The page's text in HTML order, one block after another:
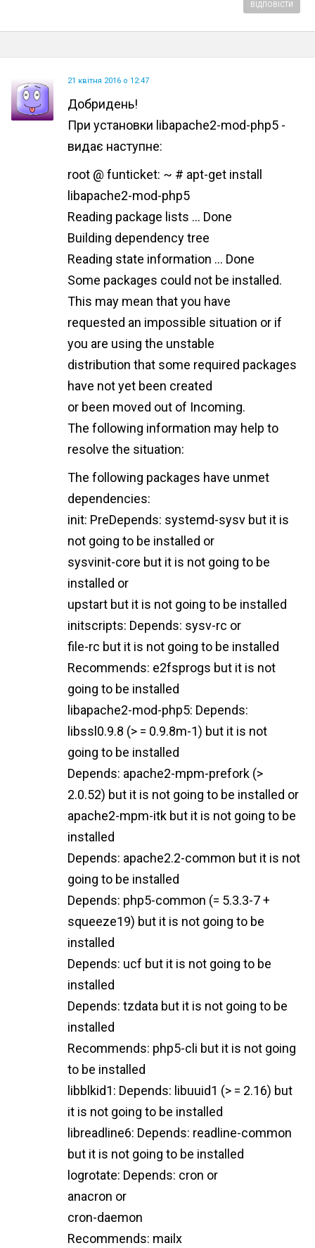
ВІДПОВІСТИ
21 квітня 2016 о 12:47
Добридень!
При установки libapache2-mod-php5 -
видає наступне:
root @ funticket: ~ # apt-get install
libapache2-mod-php5
Reading package lists ... Done
Building dependency tree
Reading state information ... Done
Some packages could not be installed.
This may mean that you have
requested an impossible situation or if
you are using the unstable
distribution that some required packages
have not yet been created
or been moved out of Incoming.
The following information may help to
resolve the situation:
The following packages have unmet
dependencies:
init: PreDepends: systemd-sysv but it is
not going to be installed or
sysvinit-core but it is not going to be
installed or
upstart but it is not going to be installed
initscripts: Depends: sysv-rc or
file-rc but it is not going to be installed
Recommends: e2fsprogs but it is not
going to be installed
libapache2-mod-php5: Depends:
libssl0.9.8 (> = 0.9.8m-1) but it is not
going to be installed
Depends: apache2-mpm-prefork (>
2.0.52) but it is not going to be installed or
apache2-mpm-itk but it is not going to be
installed
Depends: apache2.2-common but it is not
going to be installed
Depends: php5-common (= 5.3.3-7 +
squeeze19) but it is not going to be
installed
Depends: ucf but it is not going to be
installed
Depends: tzdata but it is not going to be
installed
Recommends: php5-cli but it is not going
to be installed
libblkid1: Depends: libuuid1 (> = 2.16) but
it is not going to be installed
libreadline6: Depends: readline-common
but it is not going to be installed
logrotate: Depends: cron or
anacron or
cron-daemon
Recommends: mailx